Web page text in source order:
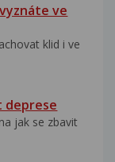
ve
klid i ve
deprese
jak se zbavit